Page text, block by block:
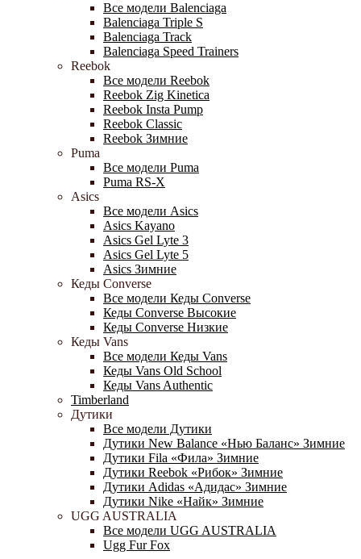
Все модели Balenciaga
Balenciaga Triple S
Balenciaga Track
Balenciaga Speed Trainers
Reebok
Все модели Reebok
Reebok Zig Kinetica
Reebok Insta Pump
Reebok Classic
Reebok Зимние
Puma
Все модели Puma
Puma RS-X
Asics
Все модели Asics
Asics Kayano
Asics Gel Lyte 3
Asics Gel Lyte 5
Asics Зимние
Кеды Converse
Все модели Кеды Converse
Кеды Converse Высокие
Кеды Converse Низкие
Кеды Vans
Все модели Кеды Vans
Кеды Vans Old School
Кеды Vans Authentic
Timberland
Дутики
Все модели Дутики
Дутики New Balance «Нью Баланс» Зимние
Дутики Fila «Фила» Зимние
Дутики Reebok «Рибок» Зимние
Дутики Adidas «Адидас» Зимние
Дутики Nike «Найк» Зимние
UGG AUSTRALIA
Все модели UGG AUSTRALIA
Ugg Fur Fox